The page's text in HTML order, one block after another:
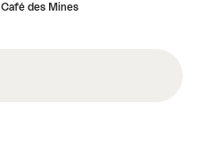
Café des Mines